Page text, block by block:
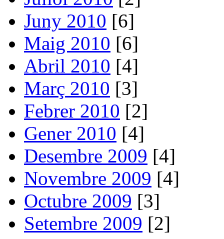
Juny 2010 [6]
Maig 2010 [6]
Abril 2010 [4]
Març 2010 [3]
Febrer 2010 [2]
Gener 2010 [4]
Desembre 2009 [4]
Novembre 2009 [4]
Octubre 2009 [3]
Setembre 2009 [2]